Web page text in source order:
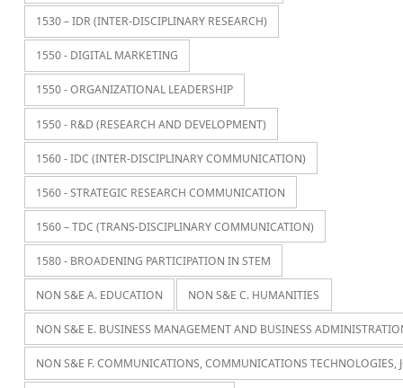
1530 – IDR (INTER-DISCIPLINARY RESEARCH)
1550 - DIGITAL MARKETING
1550 - ORGANIZATIONAL LEADERSHIP
1550 - R&D (RESEARCH AND DEVELOPMENT)
1560 - IDC (INTER-DISCIPLINARY COMMUNICATION)
1560 - STRATEGIC RESEARCH COMMUNICATION
1560 – TDC (TRANS-DISCIPLINARY COMMUNICATION)
1580 - BROADENING PARTICIPATION IN STEM
NON S&E A. EDUCATION NON S&E C. HUMANITIES
NON S&E E. BUSINESS MANAGEMENT AND BUSINESS
NON S&E F. COMMUNICATIONS, COMMUNICATIONS TECHNOLOGIES,